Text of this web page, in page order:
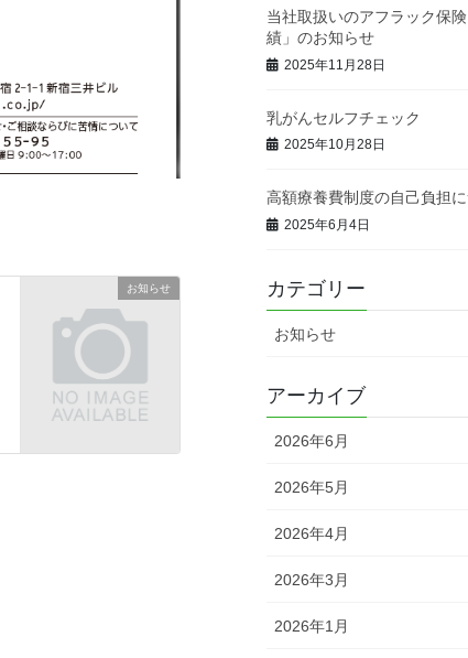
お知らせ
当社取扱いのアフラック保
績」のお知らせ
2025年11月28日
乳がんセルフチェック
2025年10月28日
高額療養費制度の自己負担
2025年6月4日
カテゴリー
お知らせ
アーカイブ
2026年6月
2026年5月
2026年4月
2026年3月
2026年1月